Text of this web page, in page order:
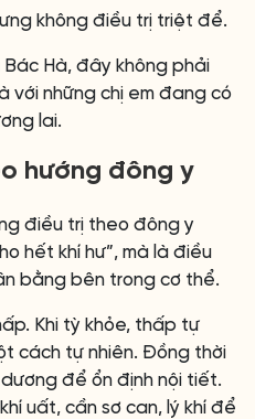
không điều trị triệt để.
Hà, đây không phải
với những chị em đang có
lai.
hướng đông y
điều trị theo đông y
hết khí hư”, mà là điều
bằng bên trong cơ thể.
Khi tỳ khỏe, thấp tự
cách tự nhiên. Đồng thời
để ổn định nội tiết.
uất, cần sơ can, lý khí để